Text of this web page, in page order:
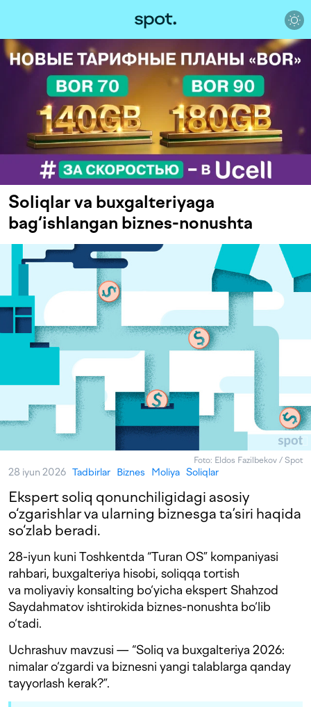
Soliqlar va buxgalteriyaga
bag‘ishlangan biznes-nonushta
Foto: Eldos Fazilbekov / Spot
28 iyun 2026 Tadbirlar Biznes Moliya Soliqlar
Ekspert soliq qonunchiligidagi asosiy
o‘zgarishlar va ularning biznesga ta’siri haqida
so‘zlab beradi.
28-iyun kuni Toshkentda “Turan OS” kompaniyasi
rahbari, buxgalteriya hisobi, soliqqa tortish
va moliyaviy konsalting bo‘yicha ekspert Shahzod
Saydahmatov ishtirokida biznes-nonushta bo‘lib
o‘tadi.
Uchrashuv mavzusi — “Soliq va buxgalteriya 2026:
nimalar o‘zgardi va biznesni yangi talablarga qanday
tayyorlash kerak?”.